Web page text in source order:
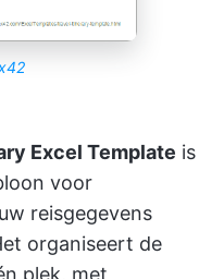
Excel Template is
voor
reisgegevens
organiseert de
plek, met